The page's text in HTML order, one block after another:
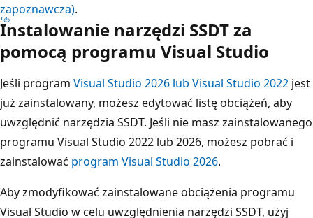
zapoznawcza).
Instalowanie narzędzi SSDT za
pomocą programu Visual Studio
Jeśli program Visual Studio 2026 lub Visual Studio 2022 jest
już zainstalowany, możesz edytować listę obciążeń, aby
uwzględnić narzędzia SSDT. Jeśli nie masz zainstalowanego
programu Visual Studio 2022 lub 2026, możesz pobrać i
zainstalować program Visual Studio 2026.
Aby zmodyfikować zainstalowane obciążenia programu
Visual Studio w celu uwzględnienia narzędzi SSDT, użyj